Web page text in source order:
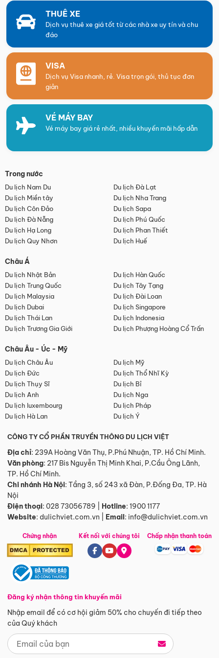
THUÊ XE
Dịch vụ thuê xe giá tốt từ các nhà xe uy tín và chu
đáo
VISA
Dịch vụ Visa nhanh, rẻ. Visa trọn gói, thủ tục đơn
giản
VÉ MÁY BAY
Vé máy bay giá rẻ nhất, nhiều khuyến mãi hấp dẫn
Trong nước
Du lịch Nam Du
Du lịch Đà Lạt
Du lịch Miền tây
Du lịch Nha Trang
Du lịch Côn Đảo
Du lịch Sapa
Du lịch Đà Nẵng
Du lịch Phú Quốc
Du lịch Hạ Long
Du lịch Phan Thiết
Du lịch Quy Nhơn
Du lịch Huế
Châu Á
Du lịch Nhật Bản
Du lịch Hàn Quốc
Du lịch Trung Quốc
Du lịch Tây Tạng
Du lịch Malaysia
Du lịch Đài Loan
Du lịch Dubai
Du lịch Singapore
Du lịch Thái Lan
Du lịch Indonesia
Du lịch Trương Gia Giới
Du lịch Phượng Hoàng Cổ Trấn
Châu Âu - Úc - Mỹ
Du lịch Châu Âu
Du lịch Mỹ
Du lịch Đức
Du lịch Thổ Nhĩ Kỳ
Du lịch Thụy Sĩ
Du lịch Bỉ
Du lịch Anh
Du lịch Nga
Du lịch luxembourg
Du lịch Pháp
Du lịch Hà Lan
Du lịch Ý
CÔNG TY CỔ PHẦN TRUYỀN THÔNG DU LỊCH VIỆT
Địa chỉ: 239A Hoàng Văn Thụ, P.Phú Nhuận, TP. Hồ Chí Minh.
Văn phòng: 217 Bis Nguyễn Thị Minh Khai, P.Cầu Ông Lãnh,
TP. Hồ Chí Minh.
Chi nhánh Hà Nội: Tầng 3, số 243 xã Đàn, P.Đống Đa, TP. Hà
Nội
Điện thoại: 028 73056789 Hotline: 1900 1177
Website: dulichviet.com.vn Email: info@dulichviet.com.vn
Chứng nhận
Đăng ký nhận thông tin khuyến mãi
Nhập email để có cơ hội giảm 50% cho chuyến đi tiếp theo
của Quý khách
Kết nối với chúng tôi Chấp nhận thanh toán